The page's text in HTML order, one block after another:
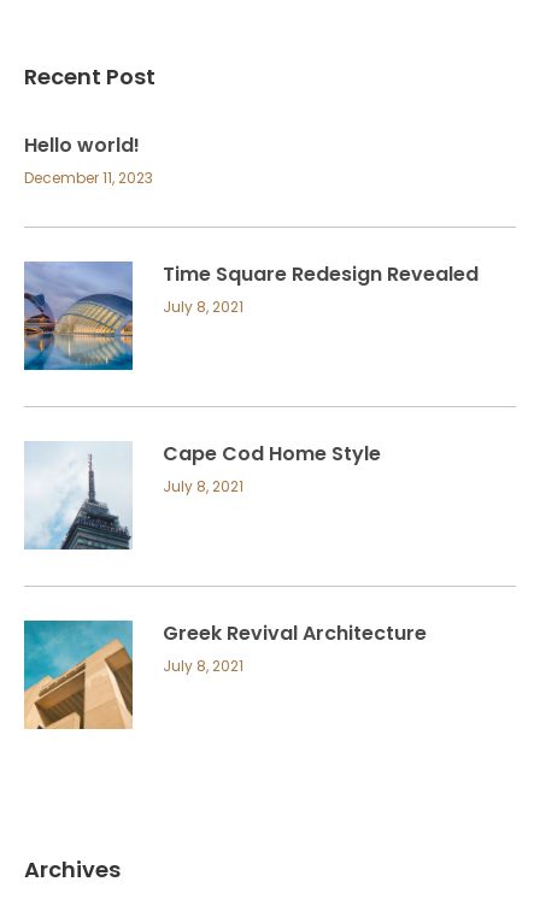
Recent Post
Hello world!
December 11, 2023
Time Square Redesign Revealed
July 8, 2021
Cape Cod Home Style
July 8, 2021
Greek Revival Architecture
July 8, 2021
Archives